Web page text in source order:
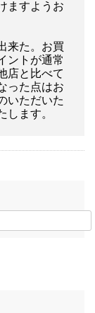
ますようお
来た。お買
ントが通常
店と比べて
った点はお
いただいた
します。